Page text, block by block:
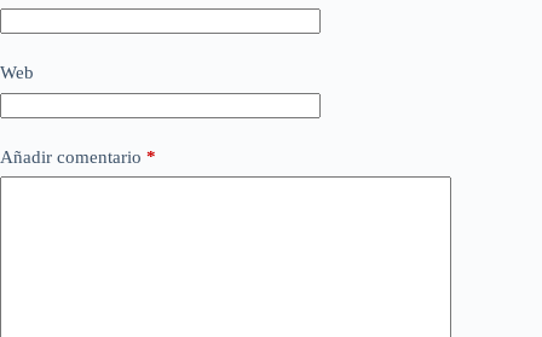
Web
Añadir comentario *